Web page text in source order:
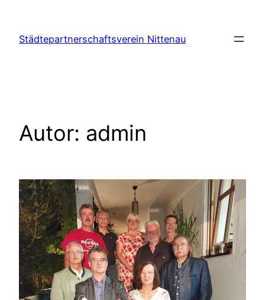
springen
Städtepartnerschaftsverein Nittenau
Autor: admin